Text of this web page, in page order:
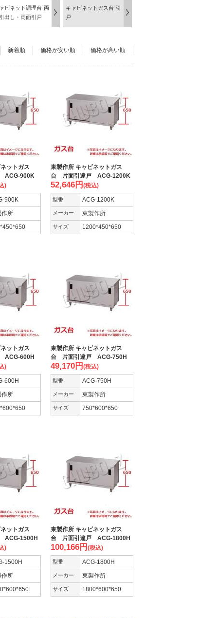
ビネット調理台-両
出し・両面引戸
キャビネットガス台-引
戸
新着順 価格が安い順 価格が高い順
ットガス
ACG-900K
)
900K
作所
東製作所 キャビネットガス
台 片面引違戸 ACG-1200K
52,646円 (税込)
型番 ACG-1200K
メーカー 東製作所
サイズ 1200*450*650
ットガス
600H
)
600H
作所
東製作所 キャビネットガス
台 片面引違戸 ACG-750H
49,170円 (税込)
型番 ACG-750H
メーカー 東製作所
サイズ 750*600*650
ットガス
1500H
)
1500H
作所
東製作所 キャビネットガス
台 片面引違戸 ACG-1800H
100,166円 (税込)
型番 ACG-1800H
メーカー 東製作所
サイズ 1800*600*650